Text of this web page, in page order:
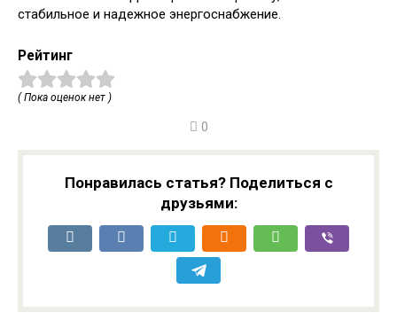
стабильное и надежное энергоснабжение.
Рейтинг
( Пока оценок нет )
0
Понравилась статья? Поделиться с
друзьями: